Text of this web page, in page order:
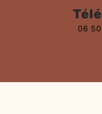
06